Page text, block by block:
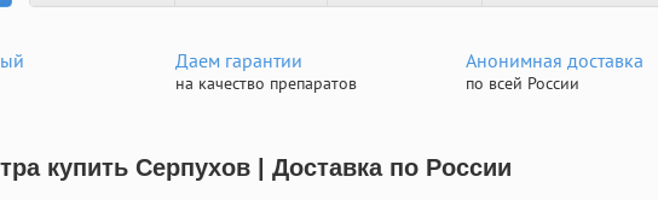
Даем гарантии
на качество препаратов
Анонимная доставка
по всей России
купить Серпухов | Доставка по России